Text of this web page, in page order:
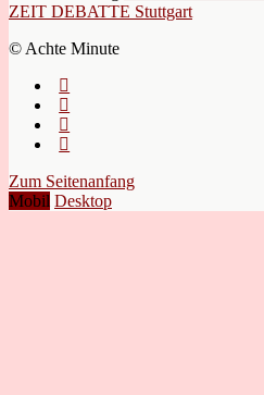
ZEIT DEBATTE Stuttgart
© Achte Minute
Zum Seitenanfang
Mobil Desktop